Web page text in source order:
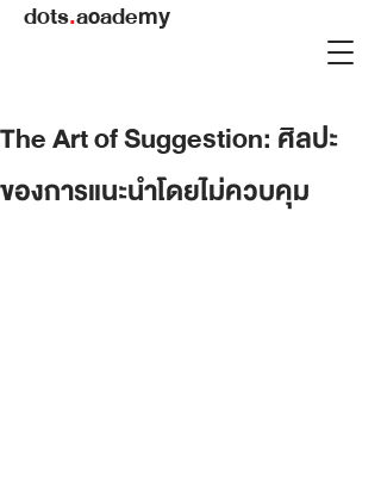
dots.academy
The Art of Suggestion: ศิลปะ
ของการแนะนำโดยไม่ควบคุม